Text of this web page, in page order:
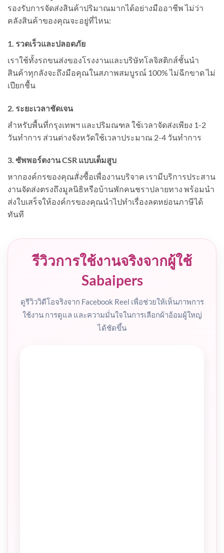
รองรับการจัดส่งสินค้าปริมาณมากได้อย่างมืออาชีพ ไม่ว่า
คลังสินค้าของคุณจะอยู่ที่ไหน:
1. รวดเร็วและปลอดภัย
เราใช้ทั้งรถขนส่งของโรงงานและบริษัทโลจิสติกส์ชั้นนำ
สินค้าทุกลังจะถึงมือคุณในสภาพสมบูรณ์ 100% ไม่ฉีกขาด ไม่
เปียกชื้น
2. ระยะเวลาชัดเจน
สำหรับพื้นที่กรุงเทพฯ และปริมณฑล ใช้เวลาจัดส่งเพียง 1-2
วันทำการ ส่วนต่างจังหวัดใช้เวลาประมาณ 2-4 วันทำการ
3. ซัพพอร์ตงาน CSR แบบเต็มสูบ
หากองค์กรของคุณสั่งซื้อเพื่องานบริจาค เรามีบริการประสาน
งานจัดส่งตรงถึงมูลนิธิหรือบ้านพักคนชราปลายทาง พร้อมนำ
ส่งใบเสร็จให้องค์กรของคุณนำไปทำเรื่องลดหย่อนภาษีได้
ทันที
รีวิวการใช้งานจริงจากผู้ใช้
Sabaipers
ดูรีวิววิดีโอจริงจาก Facebook Reel เพื่อช่วยให้เห็นภาพการ
ใช้งาน การดูแล และความมั่นใจในการเลือกผ้าอ้อมผู้ใหญ่
ได้ชัดขึ้น